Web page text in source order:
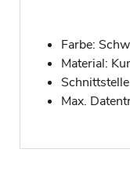
Farbe:
Material:
Max.